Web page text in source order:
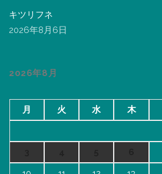
キツリフネ
2026年8月6日
2026年8月
月 火 水 木